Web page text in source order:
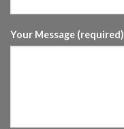
Your Message (required)